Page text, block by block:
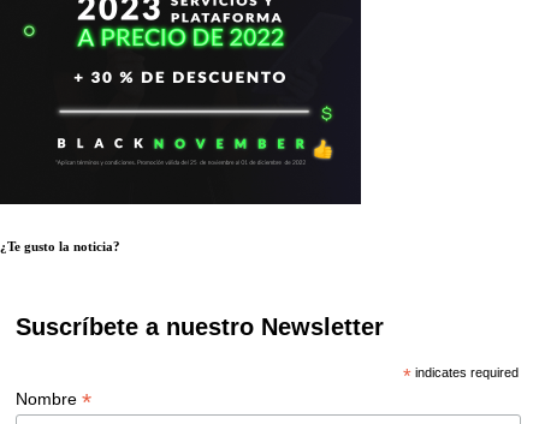
¿Te gusto la noticia?
Suscríbete a nuestro Newsletter
*indicates required
Nombre*